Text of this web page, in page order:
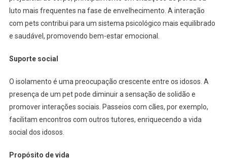
luto mais frequentes na fase de envelhecimento. A interação
com pets contribui para um sistema psicológico mais equilibrado
e saudável, promovendo bem-estar emocional.
Suporte social
O isolamento é uma preocupação crescente entre os idosos. A
presença de um pet pode diminuir a sensação de solidão e
promover interações sociais. Passeios com cães, por exemplo,
facilitam encontros com outros tutores, enriquecendo a vida
social dos idosos.
Propósito de vida